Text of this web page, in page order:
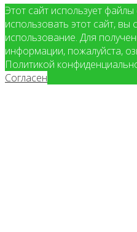
Этот сайт использует
использовать этот сайт, вы
использование. Для
информации, пожалуйста,
Политикой
Согласен